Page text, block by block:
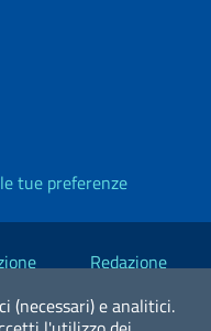
(necessari) e analitici.
tue preferenze
Redazione